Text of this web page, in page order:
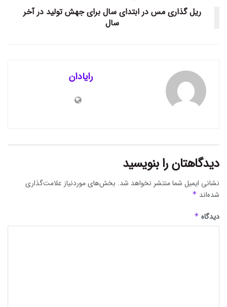
ریل گذاری مس در ابتدای سال برای جهش تولید در آخر
سال
رایادان
دیدگاهتان را بنویسید
نشانی ایمیل شما منتشر نخواهد شد. بخش‌های موردنیاز علامت‌گذاری
شده‌اند *
دیدگاه *